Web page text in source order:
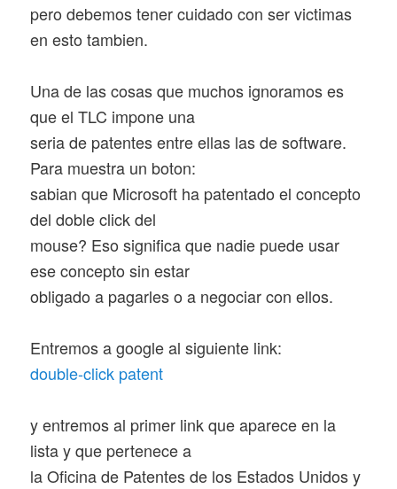
pero debemos tener cuidado con ser victimas
en esto tambien.
Una de las cosas que muchos ignoramos es
que el TLC impone una
seria de patentes entre ellas las de software.
Para muestra un boton:
sabian que Microsoft ha patentado el concepto
del doble click del
mouse? Eso significa que nadie puede usar
ese concepto sin estar
obligado a pagarles o a negociar con ellos.
Entremos a google al siguiente link:
double-click patent
y entremos al primer link que aparece en la
lista y que pertenece a
la Oficina de Patentes de los Estados Unidos y